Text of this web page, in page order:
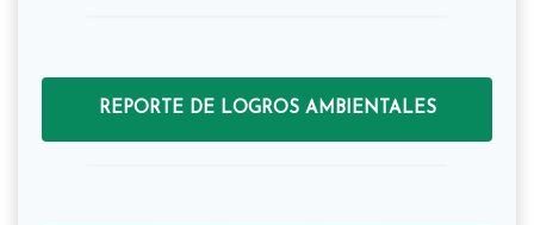
REPORTE DE LOGROS AMBIENTALES